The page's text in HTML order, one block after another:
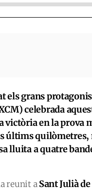
els grans
celebrada
victòria en la prova
últims
lluita a quatre
reunit aSant Julià